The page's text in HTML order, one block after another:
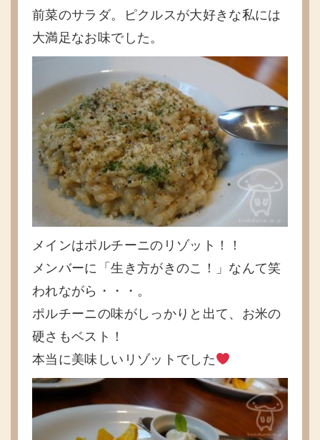
前菜のサラダ。ピクルスが大好きな私には
大満足なお味でした。
メインはポルチーニのリゾット！！
メンバーに「生き方がきのこ！」なんて笑
われながら・・・。
ポルチーニの味がしっかりと出て、お米の
硬さもベスト！
本当に美味しいリゾットでした